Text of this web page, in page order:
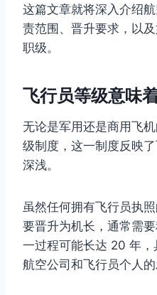
这篇文章就将深入介绍
责范围、晋升要求，以
职级。
飞行员等级意味
无论是军用还是商用飞
级制度，这一制度反映
深浅。
虽然任何拥有飞行员执
要晋升为机长，通常需
一过程可能长达 20 年
航空公司和飞行员个人的